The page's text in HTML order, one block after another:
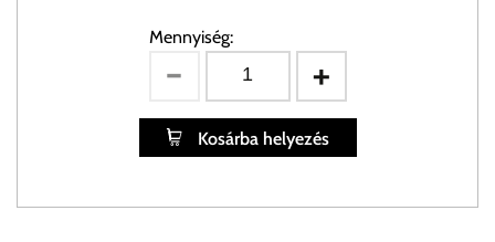
Mennyiség:
Kosárba helyezés